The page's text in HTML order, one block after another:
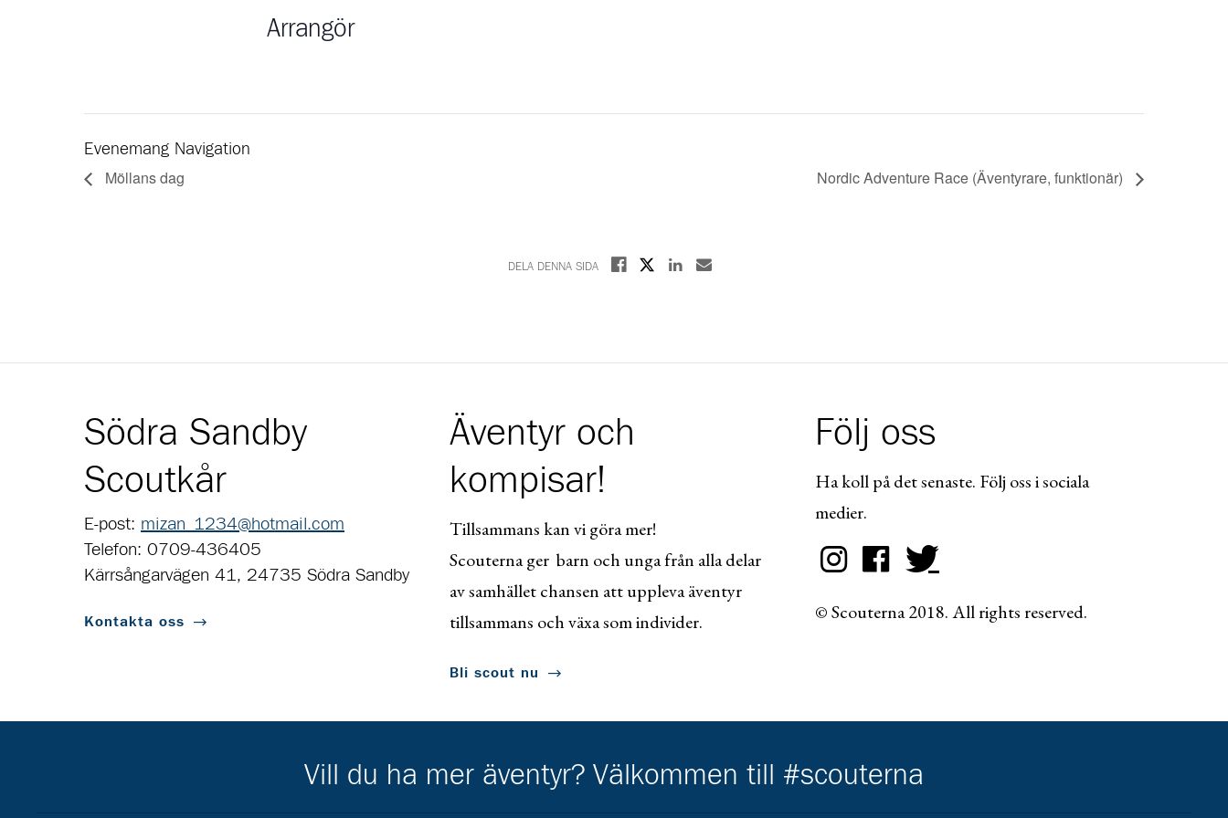
Arrangör
Evenemang Navigation
Möllans dag Nordic Adventure Race (Äventyrare, funktionär)
DELA DENNA SIDA Dela på Facebook
Dela på XDela på Linkedin
Dela med E-post
Södra Sandby
Scoutkår
E-post: mizan_1234@hotmail.com
Telefon: 0709-436405
Kärrsångarvägen 41, 24735 Södra Sandby
Kontakta oss
Äventyr och
kompisar!
Tillsammans kan vi göra mer!
Scouterna ger barn och unga från alla delar
av samhället chansen att uppleva äventyr
tillsammans och växa som individer.
Bli scout nu
Följ oss
Ha koll på det senaste. Följ oss i sociala
medier.
© Scouterna 2018. All rights reserved.
Kårens partners
Vill du ha mer äventyr? Välkommen till #scouterna